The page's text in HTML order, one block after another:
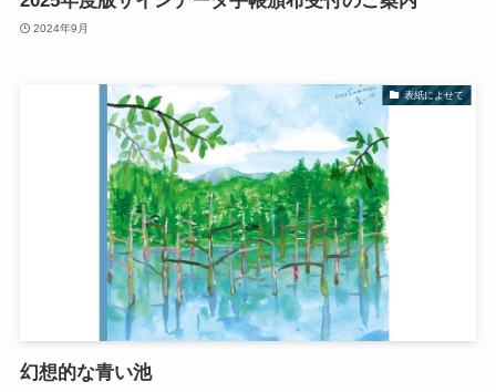
2024年9月
表紙によせて
幻想的な青い池